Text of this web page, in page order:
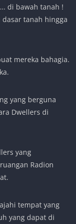
di bawah tanah !
tanah hingga
mereka bahagia.
yang berguna
Dwellers di
yang
Radion
tempat yang
yang dapat di